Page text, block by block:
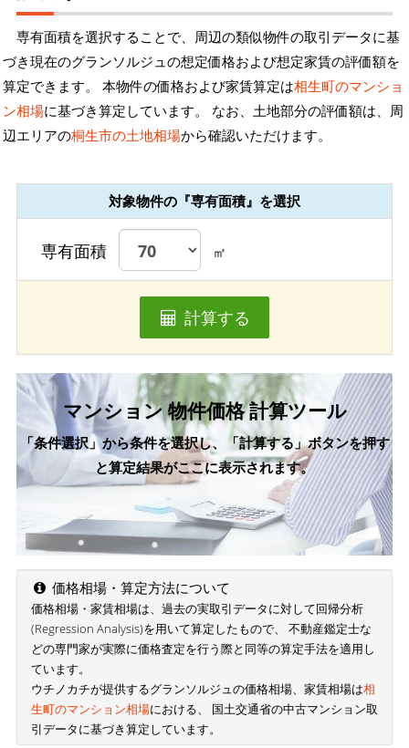
専有面積を選択することで、周辺の類似物件の取引データに基
づき現在のグランソルジュの想定価格および想定家賃の評価額を
算定できます。 本物件の価格および家賃算定は相生町のマンショ
ン相場に基づき算定しています。 なお、土地部分の評価額は、周
辺エリアの桐生市の土地相場から確認いただけます。
対象物件の『専有面積』を選択
専有面積 ㎡
計算する
マンション 物件価格 計算ツール
「条件選択」から条件を選択し、「計算する」ボタンを押す
と算定結果がここに表示されます。
価格相場・算定方法について
価格相場・家賃相場は、過去の実取引データに対して回帰分析
(Regression Analysis)を用いて算定したもので、 不動産鑑定士な
どの専門家が実際に価格査定を行う際と同等の算定手法を適用し
ています。
ウチノカチが提供するグランソルジュの価格相場、家賃相場は相
生町のマンション相場における、 国土交通省の中古マンション取
引データに基づき算定しています。